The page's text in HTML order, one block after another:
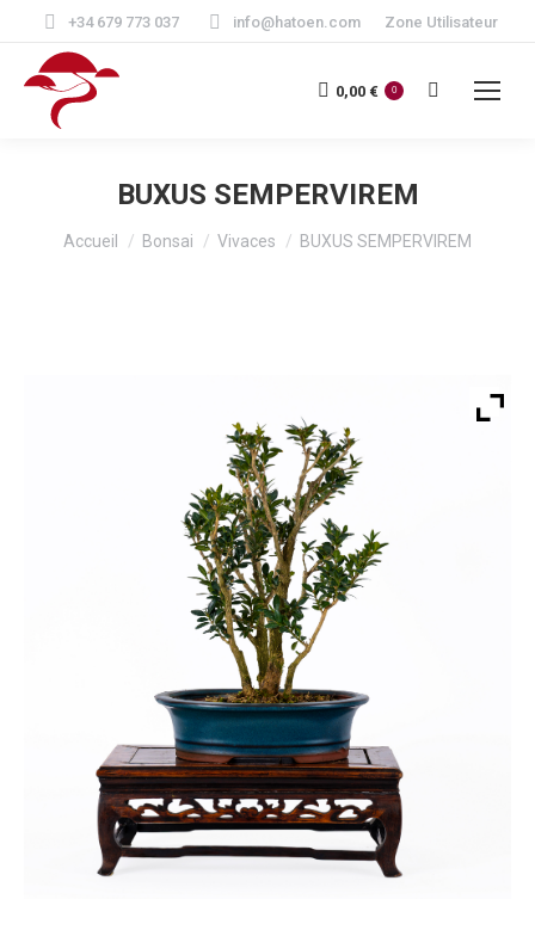
+34 679 773 037 info@hatoen.com Zone Utilisateur
0,00 € 0
Recherche
BUXUS SEMPERVIREM
Accueil Bonsai Vivaces BUXUS SEMPERVIREM